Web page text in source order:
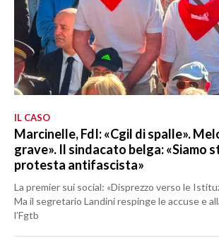
IL CASO
Marcinelle, FdI: «Cgil di spalle».
grave». Il sindacato belga: «Siamo
protesta antifascista»
La premier sui social: «Disprezzo verso le
Ma il segretario Landini respinge le accuse e
l’Fgtb